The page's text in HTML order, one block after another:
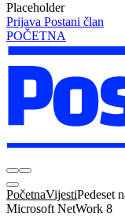
Placeholder
Prijava Postani član
POČETNA
PočetnaVijestiPedeset
Microsoft NetWork 8